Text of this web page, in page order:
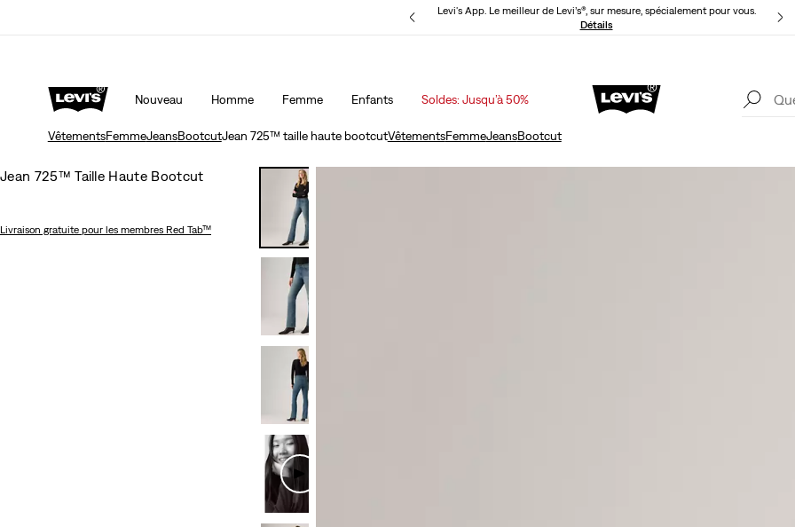
Levi's App. Le meilleur de Levi’s®, sur mesure, spécialement pour vous.
Détails
Nouveau Homme Femme Enfants Soldes: Jusqu’à 50%
Levi's App. Le meilleur de Levi’s®, sur mesure, spécialement pour vous.
Détails
VêtementsFemmeJeansBootcutJean 725™ taille haute bootcutVêtementsFemmeJeansBootcut
Jean 725™ Taille Haute Bootcut
Livraison gratuite pour les membres Red Tab™